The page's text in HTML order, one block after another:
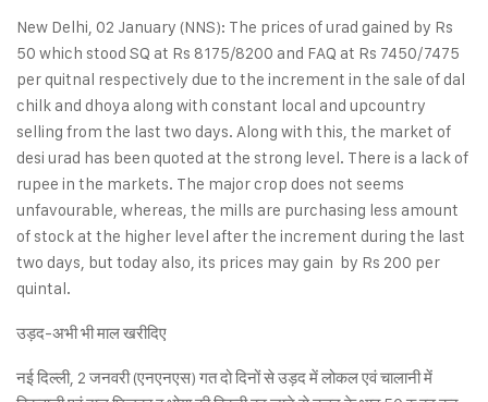
New Delhi, 02 January (NNS): The prices of urad gained by Rs
50 which stood SQ at Rs 8175/8200 and FAQ at Rs 7450/7475
per quitnal respectively due to the increment in the sale of dal
chilk and dhoya along with constant local and upcountry
selling from the last two days. Along with this, the market of
desi urad has been quoted at the strong level. There is a lack of
rupee in the markets. The major crop does not seems
unfavourable, whereas, the mills are purchasing less amount
of stock at the higher level after the increment during the last
two days, but today also, its prices may gain by Rs 200 per
quintal.
उड़द-अभी भी माल खरीदिए
नई दिल्ली, 2 जनवरी (एनएनएस) गत दो दिनों से उड़द में लोकल एवं चालानी में